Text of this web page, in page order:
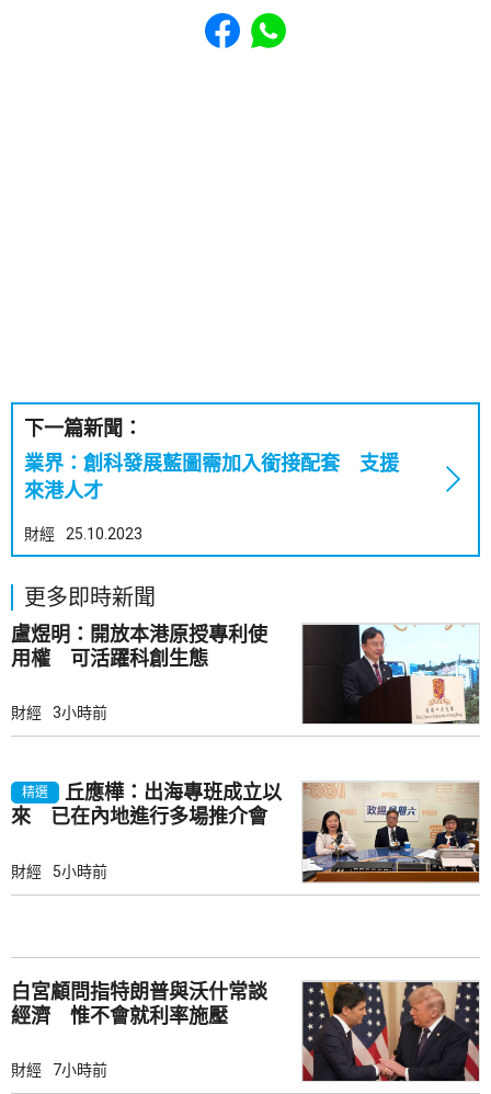
Share to Facebook
Share to WhatsApp
下一篇新聞：
業界：創科發展藍圖需加入銜接配套 支援
來港人才
財經 25.10.2023
更多即時新聞
盧煜明：開放本港原授專利使
用權 可活躍科創生態
財經 3小時前
精選
丘應樺：出海專班成立以
來 已在內地進行多場推介會
財經 5小時前
白宮顧問指特朗普與沃什常談
經濟 惟不會就利率施壓
財經 7小時前